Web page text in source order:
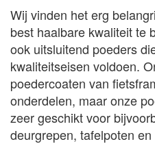
Wij vinden het erg
best haalbare kwaliteit te
ook uitsluitend poeders
kwaliteitseisen voldoen.
poedercoaten van
onderdelen, maar onze
zeer geschikt voor
deurgrepen, tafelpoten